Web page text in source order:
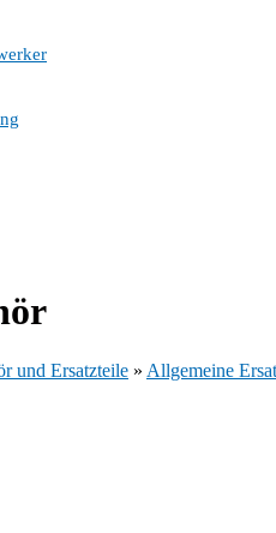
und Ersatzteile » Allgemeine